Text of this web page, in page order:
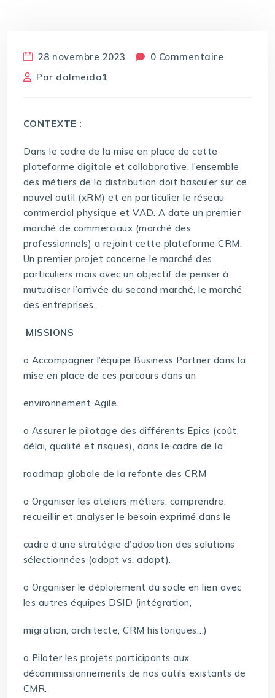
28 novembre 2023
0 Commentaire
Par dalmeida1
CONTEXTE :
Dans le cadre de la mise en place de cette
plateforme digitale et collaborative, l’ensemble
des métiers de la distribution doit basculer sur ce
nouvel outil (xRM) et en particulier le réseau
commercial physique et VAD. A date un premier
marché de commerciaux (marché des
professionnels) a rejoint cette plateforme CRM.
Un premier projet concerne le marché des
particuliers mais avec un objectif de penser à
mutualiser l’arrivée du second marché, le marché
des entreprises.
MISSIONS
o Accompagner l’équipe Business Partner dans la
mise en place de ces parcours dans un
environnement Agile.
o Assurer le pilotage des différents Epics (coût,
délai, qualité et risques), dans le cadre de la
roadmap globale de la refonte des CRM
o Organiser les ateliers métiers, comprendre,
recueillir et analyser le besoin exprimé dans le
cadre d’une stratégie d’adoption des solutions
sélectionnées (adopt vs. adapt).
o Organiser le déploiement du socle en lien avec
les autres équipes DSID (intégration,
migration, architecte, CRM historiques…)
o Piloter les projets participants aux
décommissionnements de nos outils existants de
CMR.